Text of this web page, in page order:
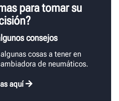
para tomar su
consejos
cosas a tener en
de neumáticos.
aquí